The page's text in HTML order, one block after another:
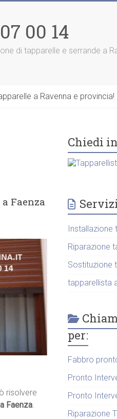
00 14
di tapparelle e serrande a
a Ravenna e provincia!
Faenza
risolvere
Faenza.
Chiedi
Installazione
Riparazione
Sostituzione
tapparellista
per:
Fabbro
Pronto
Pronto
Riparazione